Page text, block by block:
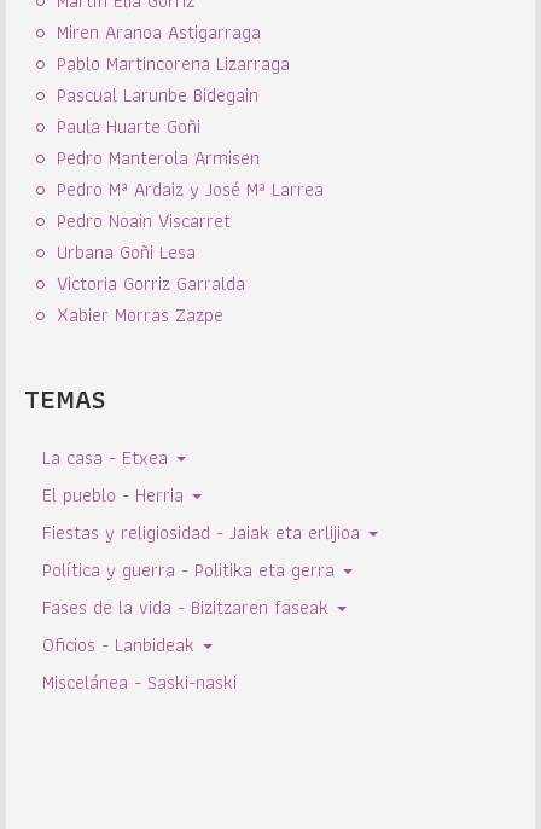
Miren Aranoa Astigarraga
Pablo Martincorena Lizarraga
Pascual Larunbe Bidegain
Paula Huarte Goñi
Pedro Manterola Armisen
Pedro Mª Ardaiz y José Mª Larrea
Pedro Noain Viscarret
Urbana Goñi Lesa
Victoria Gorriz Garralda
Xabier Morras Zazpe
TEMAS
La casa - Etxea
El pueblo - Herria
Fiestas y religiosidad - Jaiak eta erlijioa
Política y guerra - Politika eta gerra
Fases de la vida - Bizitzaren faseak
Oficios - Lanbideak
Miscelánea - Saski-naski